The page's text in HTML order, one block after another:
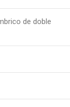
de doble